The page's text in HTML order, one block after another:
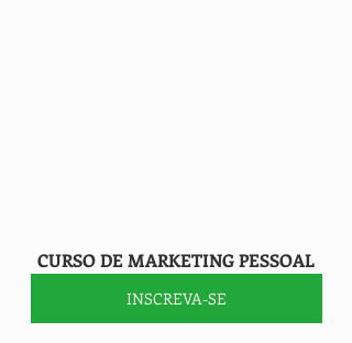
CURSO DE MARKETING PESSOAL
INSCREVA-SE